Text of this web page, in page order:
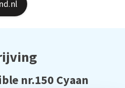
nr.150 Cyaan